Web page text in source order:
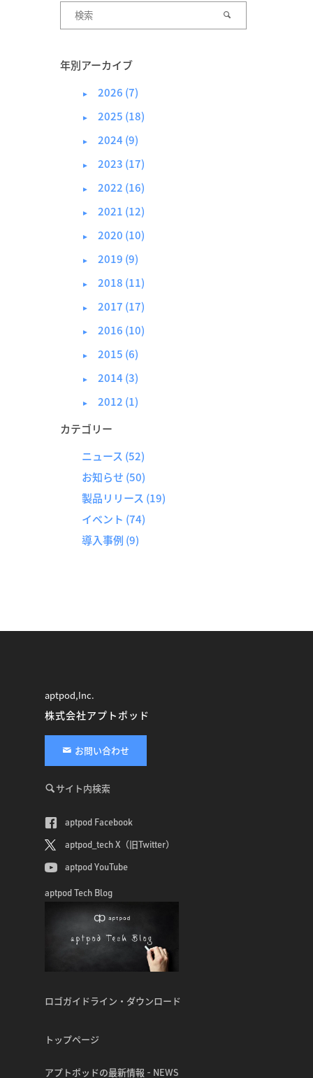
年別アーカイブ
► 2026 (7)
► 2025 (18)
► 2024 (9)
► 2023 (17)
► 2022 (16)
► 2021 (12)
► 2020 (10)
► 2019 (9)
► 2018 (11)
► 2017 (17)
► 2016 (10)
► 2015 (6)
► 2014 (3)
► 2012 (1)
カテゴリー
ニュース (52)
お知らせ (50)
製品リリース (19)
イベント (74)
導入事例 (9)
aptpod,Inc.
株式会社アプトポッド
お問い合わせ
サイト内検索
aptpod Facebook
aptpod_tech X（旧Twitter）
aptpod YouTube
aptpod Tech Blog
ロゴガイドライン・ダウンロード
トップページ
アプトポッドの最新情報 - NEWS